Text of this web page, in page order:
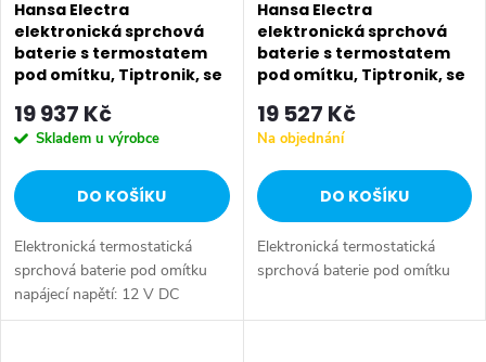
r
o
d
u
k
t
ů
p
r
o
d
u
k
t
Hansa Electra
elektronická sprchová
baterie s termostatem
pod omítku, Tiptronik, se
chrom 80919001
19 937 Kč
Skladem u výrobce
DO KOŠÍKU
Elektronická termostatická
sprchová baterie pod omítku
napájecí napětí: 12 V DC
ochranné krytí: IP 55 průtok:
Hansa Electra
elektronická sprchová
baterie s termostatem
pod omítku, Tiptronik, se
chrom 80919001
19 527 Kč
Na objednání
DO KOŠÍKU
Elektronická termostatická
sprchová baterie pod omítku